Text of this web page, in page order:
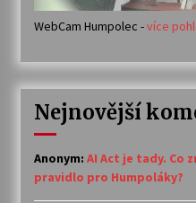
WebCam Humpolec -více
Nejnovější
Anonym: AI Act je tady. Co
pravidlo pro Humpoláky?